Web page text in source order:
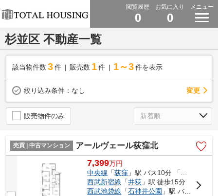
閲覧履歴
0
お気に入り
0
メニュー
杉並区 不動産一覧
該当物件数 3件 販売数 1 件 1～3 件を表示
絞り込み条件： なし 変更
販売物件のみ
売買 | 中古マンション アールヴェール荻窪北
7,399万円
中央線 「荻窪 」駅 バス10分 「法務局杉並出張所」 停歩3分
西武新宿線 「井荻 」駅 徒歩15分
西武池袋線 「石神井公園 」駅 バス19分 「清水二丁目」 停歩5分